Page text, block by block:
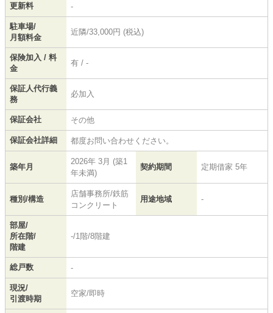
更新料 -
駐車場/
月額料金
近隣/33,000円 (税込)
保険加入 / 料
金
有 / -
保証人代行義
務
必加入
保証会社 その他
保証会社詳細 都度お問い合わせください。
築年月
2026年 3月 (築1
年未満)
契約期間 定期借家 5年
種別/構造
店舗事務所/鉄筋
コンクリート
用途地域 -
部屋/
所在階/
階建
-/1階/8階建
総戸数 -
現況/
引渡時期
空家/即時